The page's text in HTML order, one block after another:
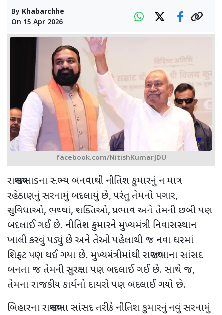
By Khabarchhe
On 15 Apr 2026
facebook.com/NitishKumarJDU
રાજ્યસભાsના સભ્ય બનવાથી નીતિશ કુમારનું ન માત્ર
રહેઠાણનું સરનામું બદલાયું છે, પરંતુ તેમનોપગાર,
સુવિધાઓ, ભથ્થાં, શક્તિઓ, પ્રભાવ અને તેમની છબી પણ
બદલાઈ ગઈ છે. નીતિશ કુમારને મુખ્યમંત્રી નિવાસસ્થાન
ખાલી કરવું પડ્યું છે અને તેઓ પહેલાથી જ નવા ઘરમાં
શિફ્ટ પણ થઈ ગયા છે. મુખ્યમંત્રીમાંથી રાજ્યસભાના સાંસદ
બનતા જ તેમની સુરક્ષા પણ બદલાઈ ગઈ છે. સાથે જ,
તેમના રાજકીય કાર્યનો દાયરો પણ બદલાઈ ગયો છે.
બિહારના રાજ્યસભા સાંસદ તરીકે નીતિશ કુમારનું નવું સરનામું